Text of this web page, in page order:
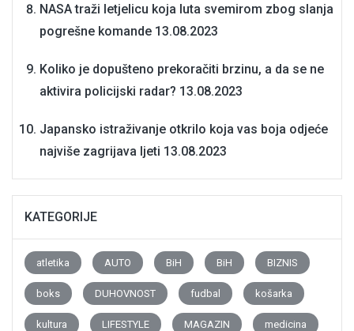
NASA traži letjelicu koja luta svemirom zbog slanja
pogrešne komande 13.08.2023
Koliko je dopušteno prekoračiti brzinu, a da se ne
aktivira policijski radar? 13.08.2023
Japansko istraživanje otkrilo koja vas boja odjeće
najviše zagrijava ljeti 13.08.2023
KATEGORIJE
atletika AUTO BiH BiH BIZNIS
boks DUHOVNOST fudbal košarka
kultura LIFESTYLE MAGAZIN medicina